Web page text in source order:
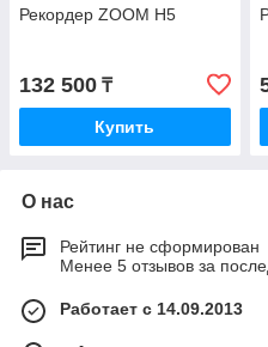
Рекордер ZOOM H5
132 500 ₸
Купить
О нас
Рейтинг не сформирован
Менее 5 отзывов за
Работает с 14.09.2013